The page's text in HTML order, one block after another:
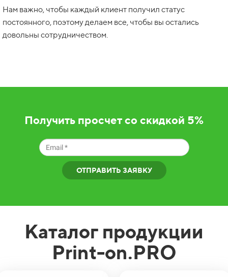
Нам важно, чтобы каждый клиент получил статус
постоянного, поэтому делаем все, чтобы вы остались
довольны сотрудничеством.
Получить просчет со скидкой 5%
ОТПРАВИТЬ ЗАЯВКУ
Каталог продукции
Print-on.PRO